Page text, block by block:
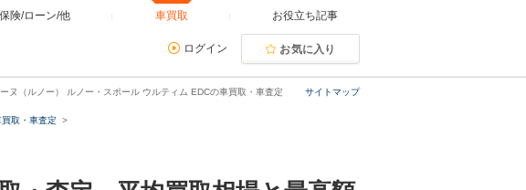
保険/ローン/他 車買取 お役立ち記事
ログイン お気に入り
サイトマップ
ーヌ（ルノー） ルノー・スポール ウルティム EDCの車買取・車査定
買取・車査定